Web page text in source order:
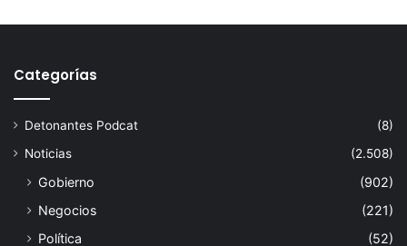
Categorías
Detonantes Podcat
(8)
Noticias
(2.508)
Gobierno
(902)
Negocios
(221)
Política
(52)